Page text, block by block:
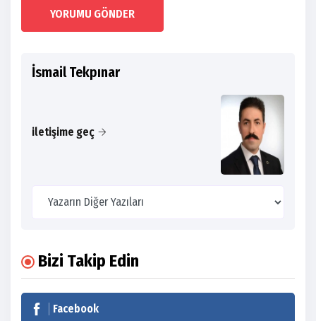
YORUMU GÖNDER
İsmail Tekpınar
iletişime geç
Bizi Takip Edin
Facebook